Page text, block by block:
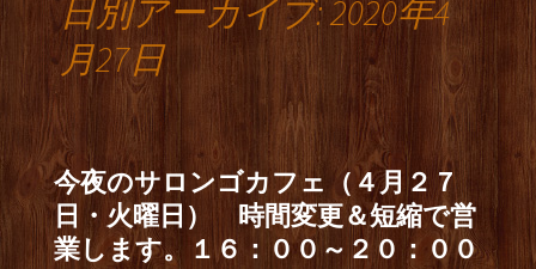
日別アーカイブ: 2020年4
月27日
今夜のサロンゴカフェ（４月２７
日・火曜日） 時間変更＆短縮で営
業します。１６：００～２０：００